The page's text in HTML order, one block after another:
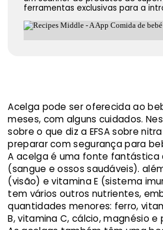
ferramentas exclusivas para a
Acelga pode ser oferecida ao
meses, com alguns cuidados.
sobre o que diz a EFSA sobre
preparar com segurança para
A acelga é uma fonte fantástica
(sangue e ossos saudáveis).
(visão) e vitamina E (sistema
tem vários outros nutrientes,
quantidades menores: ferro,
B, vitamina C, cálcio, magnésio e